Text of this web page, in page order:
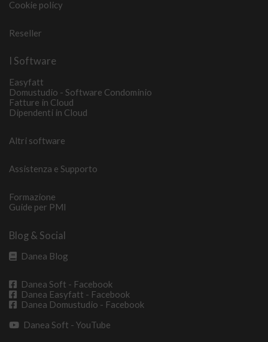
Cookie policy
Reseller
I Software
Easyfatt
Domustudio - Software Condominio
Fatture in Cloud
Dipendenti in Cloud
Altri software
Assistenza e Supporto
Formazione
Guide per PMI
Blog & Social
Danea Blog
Danea Soft - Facebook
Danea Easyfatt - Facebook
Danea Domustudio - Facebook
Danea Soft - YouTube